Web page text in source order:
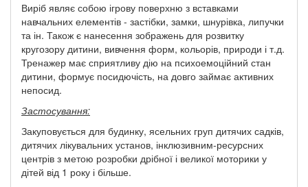
Виріб являє собою ігрову поверхню з вставками
навчальних елементів - застібки, замки, шнурівка, липучки
та ін. Також є нанесення зображень для розвитку
кругозору дитини, вивчення форм, кольорів, природи і т.д.
Тренажер має сприятливу дію на психоемоційний стан
дитини, формує посидючість, на довго займає активних
непосид.
Застосування:
Закуповується для будинку, ясельних груп дитячих садків,
дитячих лікувальних установ, інклюзивним-ресурсних
центрів з метою розробки дрібної і великої моторики у
дітей від 1 року і більше.